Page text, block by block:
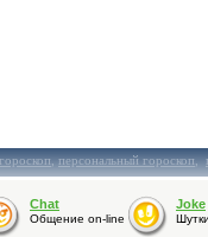
гороскоп,персональный гороскоп,
Chat
Общение on-line
Joke